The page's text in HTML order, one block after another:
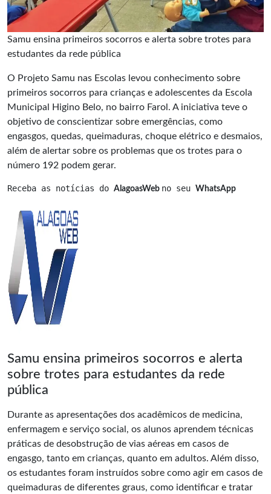
Samu ensina primeiros socorros e alerta sobre trotes para
estudantes da rede pública
O Projeto Samu nas Escolas levou conhecimento sobre
primeiros socorros para crianças e adolescentes da Escola
Municipal Higino Belo, no bairro Farol. A iniciativa teve o
objetivo de conscientizar sobre emergências, como
engasgos, quedas, queimaduras, choque elétrico e desmaios,
além de alertar sobre os problemas que os trotes para o
número 192 podem gerar.
Receba as notícias do AlagoasWeb no seu WhatsApp
Samu ensina primeiros socorros e alerta
sobre trotes para estudantes da rede
pública
Durante as apresentações dos acadêmicos de medicina,
enfermagem e serviço social, os alunos aprendem técnicas
práticas de desobstrução de vias aéreas em casos de
engasgo, tanto em crianças, quanto em adultos. Além disso,
os estudantes foram instruídos sobre como agir em casos de
queimaduras de diferentes graus, como identificar e tratar